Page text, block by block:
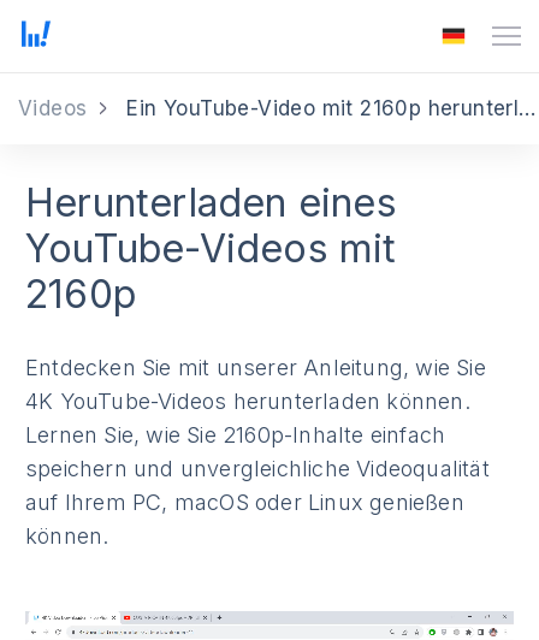
Videos Ein YouTube-Video mit 2160p herunterladen
Herunterladen eines
YouTube-Videos mit
2160p
Entdecken Sie mit unserer Anleitung, wie Sie
4K YouTube-Videos herunterladen können.
Lernen Sie, wie Sie 2160p-Inhalte einfach
speichern und unvergleichliche Videoqualität
auf Ihrem PC, macOS oder Linux genießen
können.